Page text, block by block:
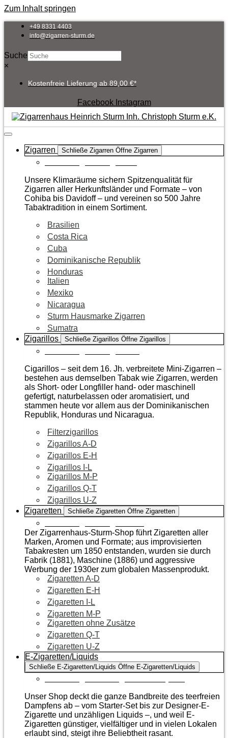
Zum Inhalt springen
+49 8331 4403
info@zigarren-sturm.de
Suche
×
Kostenfreie Lieferung ab 89,00 €*
Facebook Instagram
Zigarren Schließe Zigarren Öffne Zigarren
Unsere Klimaräume sichern Spitzenqualität für
Zigarren aller Herkunftsländer und Formate – von
Cohiba bis Davidoff – und vereinen so 500 Jahre
Tabaktradition in einem Sortiment.
Brasilien
Costa Rica
Cuba
Dominikanische Republik
Honduras
Italien
Mexiko
Nicaragua
Sturm Hausmarke Zigarren
Sumatra
Zigarillos
Schließe Zigarillos Öffne Zigarillos
Cigarillos – seit dem 16. Jh. verbreitete Mini-Zigarren –
bestehen aus demselben Tabak wie Zigarren, werden
als Short- oder Longfiller hand- oder maschinell
gefertigt, naturbelassen oder aromatisiert, und
stammen heute vor allem aus der Dominikanischen
Republik, Honduras und Nicaragua.
Filterzigarillos
Zigarillos A-D
Zigarillos E-H
Zigarillos I-L
Zigarillos M-P
Zigarillos Q-T
Zigarillos U-Z
Zigaretten
Schließe Zigaretten Öffne Zigaretten
Der Zigarrenhaus-Sturm-Shop führt Zigaretten aller
Marken, Aromen und Formate; aus improvisierten
Tabakresten um 1850 entstanden, wurden sie durch
Fabrik (1881), Maschine (1886) und aggressive
Werbung der 1930er zum globalen Massenprodukt.
Zigaretten A-D
Zigaretten E-H
Zigaretten I-L
Zigaretten M-P
Zigaretten ohne Zusätze
Zigaretten Q-T
Zigaretten U-Z
E-Zigaretten/Liquids
Schließe E-Zigaretten/Liquids Öffne E-Zigaretten/Liquids
Unser Shop deckt die ganze Bandbreite des teerfreien
Dampfens ab – vom Starter-Set bis zur Designer-E-
Zigarette und unzähligen Liquids –, und weil E-
Zigaretten günstiger, vielfältiger und in vielen Lokalen
erlaubt sind, steigt ihre Beliebtheit rasant.